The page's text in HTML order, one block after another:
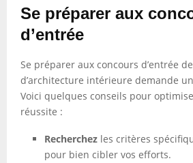
Se préparer aux
d’entrée
Se préparer aux concours d’entrée
d’architecture intérieure demande
Voici quelques conseils pour
réussite :
Recherchez les critères
pour bien cibler vos efforts.